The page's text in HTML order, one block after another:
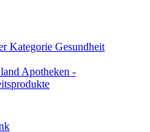
Kategorie Gesundheit